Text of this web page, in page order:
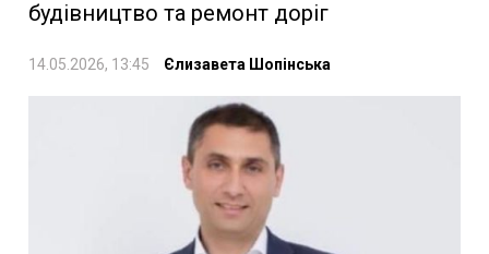
будівництво та ремонт доріг
14.05.2026, 13:45 Єлизавета Шопінська